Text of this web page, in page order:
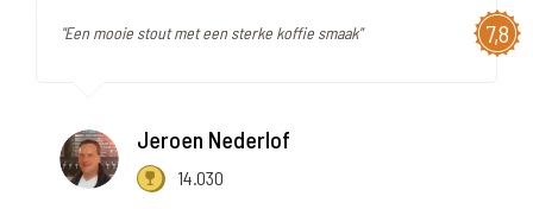
7,8
"Een mooie stout met een sterke koffie smaak"
Jeroen Nederlof
14.030